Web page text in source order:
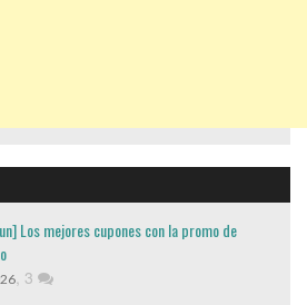
Los mejores cupones con la promo de
3